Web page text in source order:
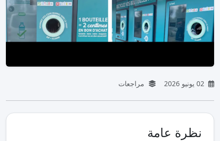
مراجعات
نظرة عامة